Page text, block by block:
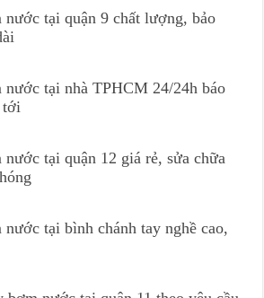
nước tại quận 9 chất lượng, bảo
nước tại nhà TPHCM 24/24h báo
tới
tại quận 12 giá rẻ, sửa chữa
tại bình chánh tay nghề cao,